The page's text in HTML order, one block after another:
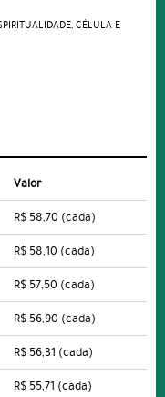
,CÉLULA E
Valor
R$ 58,70 (cada)
R$ 58,10 (cada)
R$ 57,50 (cada)
R$ 56,90 (cada)
R$ 56,31 (cada)
R$ 55,71 (cada)